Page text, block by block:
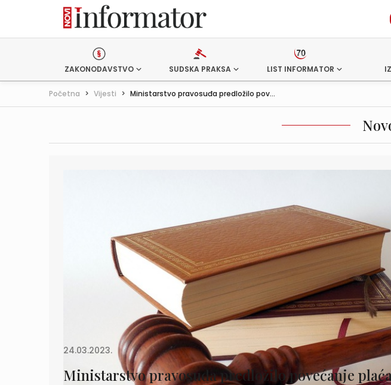
ZAKONODAVSTVO SUDSKA PRAKSA LIST INFORMATOR
Početna > Vijesti > Ministarstvo pravosuđa predložilo pov...
24.03.2023.
Ministarstvo pravosuđa predložilo povećanje